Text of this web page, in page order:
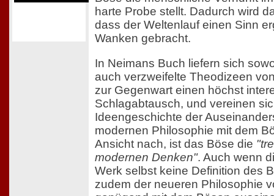
harte Probe stellt. Dadurch wird
dass der Weltenlauf einen Sinn
Wanken gebracht.
In Neimans Buch liefern sich
auch verzweifelte Theodizeen
zur Gegenwart einen höchst
Schlagabtausch, und vereinen
Ideengeschichte der
modernen Philosophie mit dem
Ansicht nach, ist das Böse die
modernen Denken". Auch wenn
Werk selbst keine Definition des
zudem der neueren Philosophie